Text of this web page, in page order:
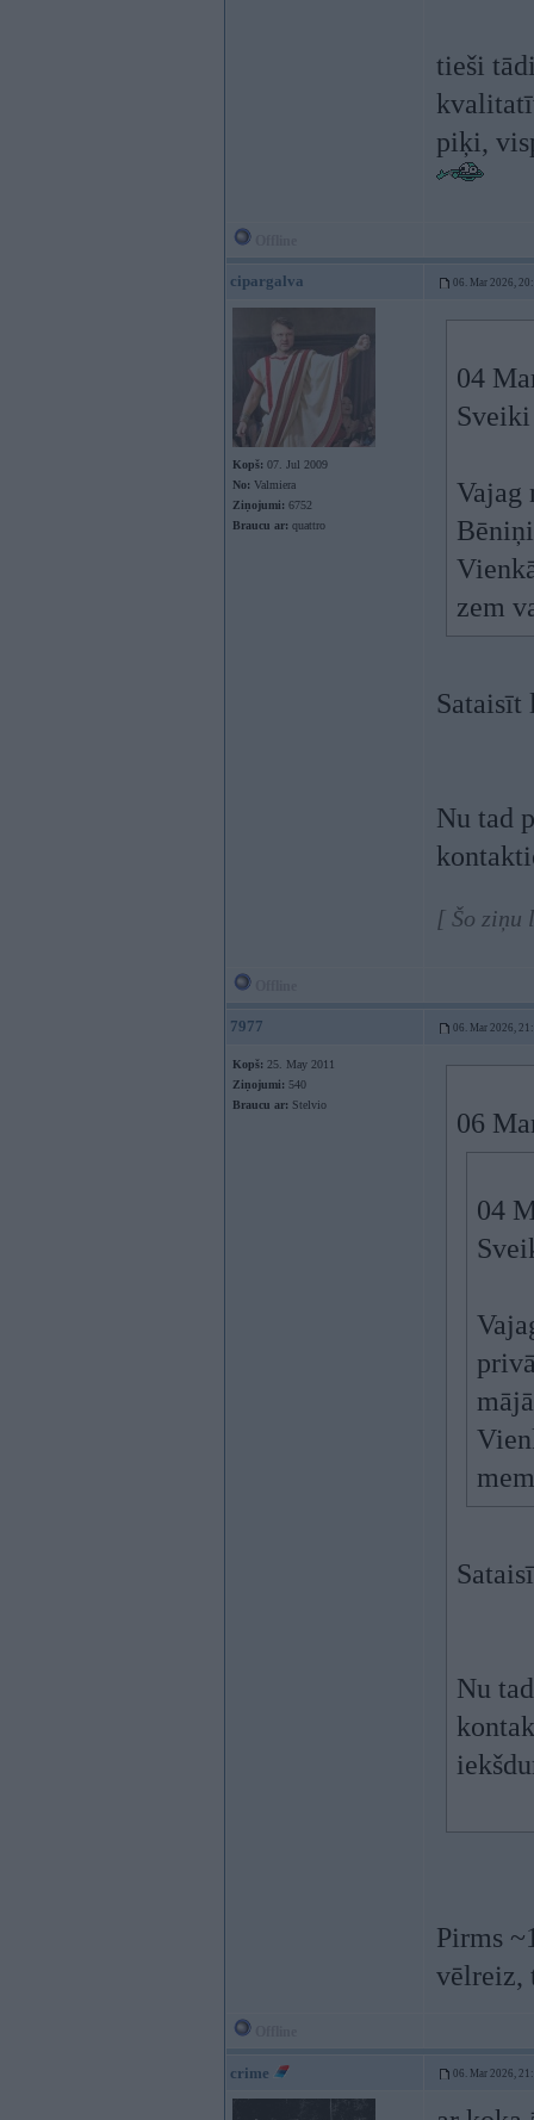
tieši
piķi,
cipargalva 06. Mar 2026,
Kopš: 07. Jul 2009
No: Valmiera
Ziņojumi: 6752
Braucu ar: quattro
04
Vajag
zem
Sataisīt
Nu tad
[ Šo ziņu
7977 06. Mar 2026,
Kopš: 25. May 2011
Ziņojumi: 540
Braucu ar: Stelvio
06
04
Nu
Pirms
vēlreiz,
crime 06. Mar 2026,